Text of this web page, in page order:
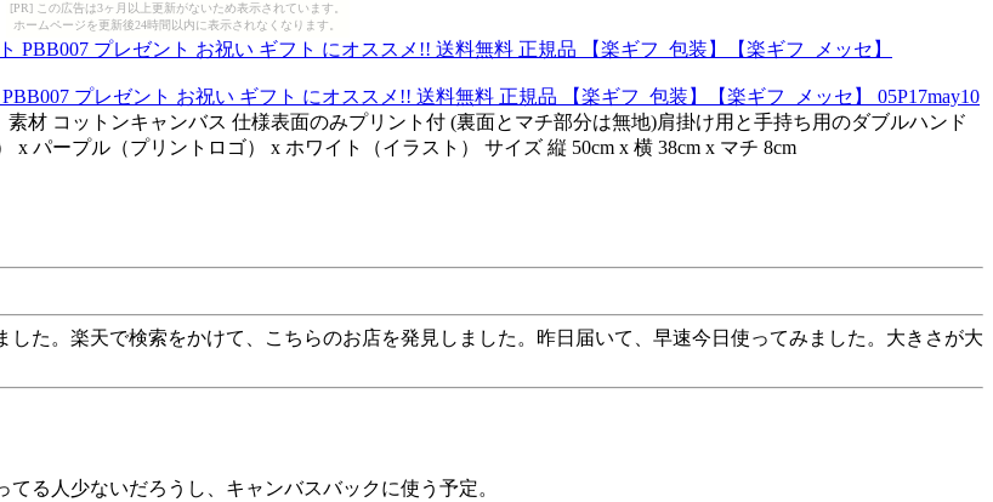
[PR] この広告は3ヶ月以上更新がないため表示されています。
ホームページを更新後24時間以内に表示されなくなります。
プレゼント お祝い ギフト にオススメ!! 送料無料 正規品 【楽ギフ_包装】【楽ギフ_メッセ】 05P17may10
材 コットンキャンバス 仕様表面のみプリント付 (裏面とマチ部分は無地)肩掛け用と手持ち用のダブルハンド
x パープル（プリントロゴ） x ホワイト（イラスト） サイズ 縦 50cm x 横 38cm x マチ 8cm
た。楽天で検索をかけて、こちらのお店を発見しました。昨日届いて、早速今日使ってみました。大きさが大
る人少ないだろうし、キャンバスバックに使う予定。